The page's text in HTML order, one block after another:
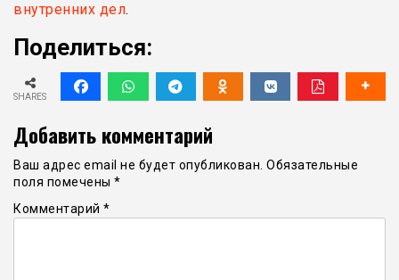
внутренних дел.
Поделиться:
SHARES
Добавить комментарий
Ваш адрес email не будет опубликован. Обязательные
поля помечены *
Комментарий *